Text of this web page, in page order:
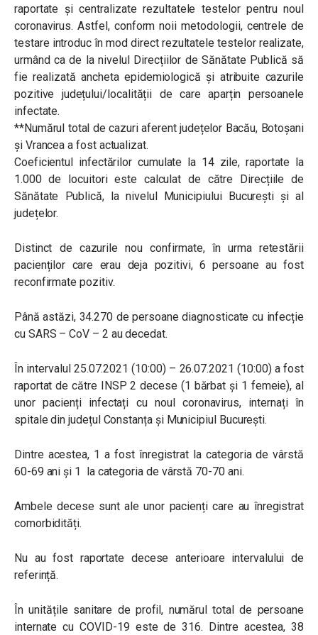
raportate și centralizate rezultatele testelor pentru noul
coronavirus. Astfel, conform noii metodologii, centrele de
testare introduc în mod direct rezultatele testelor realizate,
urmând ca de la nivelul Direcțiilor de Sănătate Publică să
fie realizată ancheta epidemiologică și atribuite cazurile
pozitive județului/localității de care aparțin persoanele
infectate.
**Numărul total de cazuri aferent județelor Bacău, Botoșani
și Vrancea a fost actualizat.
Coeficientul infectărilor cumulate la 14 zile, raportate la
1.000 de locuitori este calculat de către Direcțiile de
Sănătate Publică, la nivelul Municipiului București și al
județelor.
Distinct de cazurile nou confirmate, în urma retestării
pacienților care erau deja pozitivi, 6 persoane au fost
reconfirmate pozitiv.
Până astăzi, 34.270 de persoane diagnosticate cu infecție
cu SARS – CoV – 2 au decedat.
În intervalul 25.07.2021 (10:00) – 26.07.2021 (10:00) a fost
raportat de către INSP 2 decese (1 bărbat și 1 femeie), al
unor pacienți infectați cu noul coronavirus, internați în
spitale din județul Constanța și Municipiul București.
Dintre acestea, 1 a fost înregistrat la categoria de vârstă
60-69 ani și 1 la categoria de vârstă 70-70 ani.
Ambele decese sunt ale unor pacienți care au înregistrat
comorbidități.
Nu au fost raportate decese anterioare intervalului de
referință.
În unitățile sanitare de profil, numărul total de persoane
internate cu COVID-19 este de 316. Dintre acestea, 38